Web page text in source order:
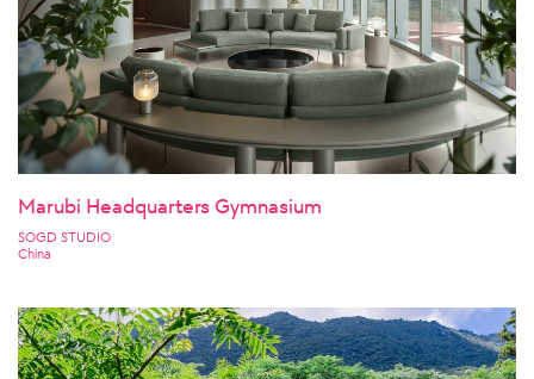
Marubi Headquarters Gymnasium
SOGD STUDIO
China